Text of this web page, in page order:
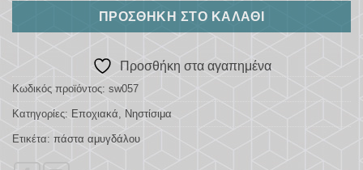
ΠΡΟΣΘΉΚΗ ΣΤΟ ΚΑΛΆΘΙ
Προσθήκη στα αγαπημένα
Κωδικός προϊόντος: sw057
Κατηγορίες: Εποχιακά Νηστίσιμα
Ετικέτα: πάστα αμυγδάλου